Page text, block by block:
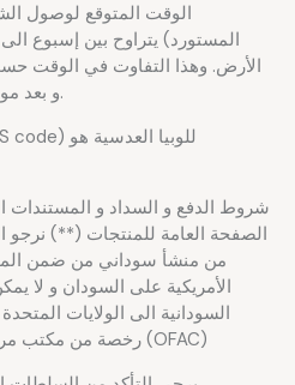
الأرض. وهذا التفاوت في الوقت
و بعد موانئ التصدير من ميناء الوصول.
الصفحة العامة للمنتجات (**) نرجو
من منشأ سوداني من ضمن
الأمريكية على السودان و لا
السودانية الى الولايات
رخصة من مكتب مراقبة الأصول الأجنبية الأمريكي (OFAC)